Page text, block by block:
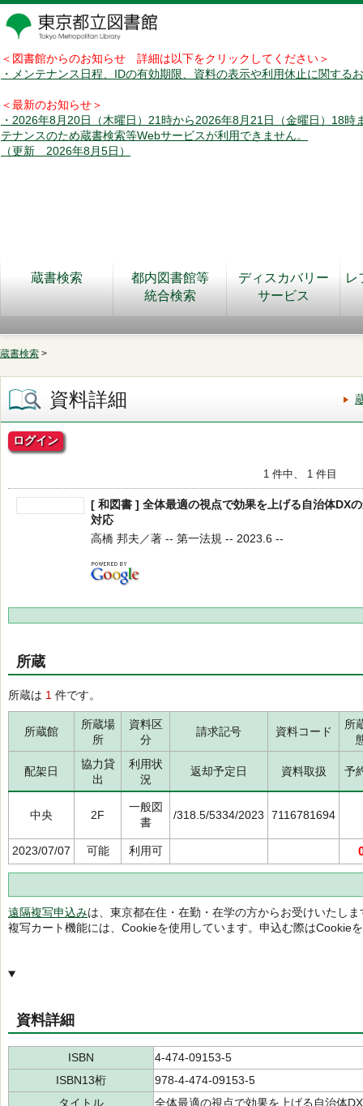
＜図書館からのお知らせ 詳細は以下をクリックしてください＞
・メンテナンス日程、IDの有効期限、資料の表示や利用休止に関する
＜最新のお知らせ＞
・2026年8月20日（木曜日）21時から2026年8月21日（金曜日）18時
テナンスのため蔵書検索等Webサービスが利用できません。
（更新 2026年8月5日）
蔵書検索
都内図書館等
統合検索
ディスカバリー
サービス
レ
蔵書検索 >
資料詳細
ログイン
1 件中、 1 件目
[ 和図書 ] 全体最適の視点で効果を上げる自治体DX
対応
高橋 邦夫／著 -- 第一法規 -- 2023.6 --
所蔵
所蔵は 1 件です。
所蔵館
所蔵場
所
資料区
分
請求記号 資料コード
所
配架日
協力貸
出
利用状
況
返却予定日 資料取扱 予
中央 2F
一般図
書
/318.5/5334/2023 7116781694
2023/07/07 可能 利用可
遠隔複写申込みは、東京都在住・在勤・在学の方からお受けいたしま
複写カート機能には、Cookieを使用しています。申込む際はCookie
資料詳細
ISBN
4-474-09153-5
ISBN13桁
978-4-474-09153-5
タイトル
全体最適の視点で効果を上げる自治体